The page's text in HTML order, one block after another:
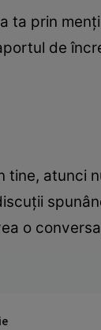
prin
de
tine, atunci
o